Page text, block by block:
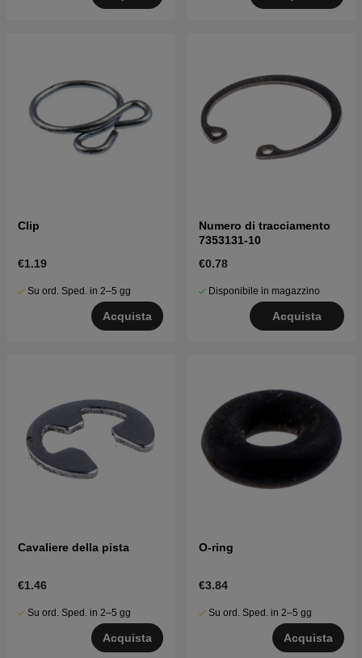
Clip
€1.19
Su ord. Sped. in 2–5 gg
Acquista
Numero di tracciamento
7353131-10
€0.78
Disponibile in magazzino
Acquista
Cavaliere della pista
€1.46
Su ord. Sped. in 2–5 gg
Acquista
O-ring
€3.84
Su ord. Sped. in 2–5 gg
Acquista